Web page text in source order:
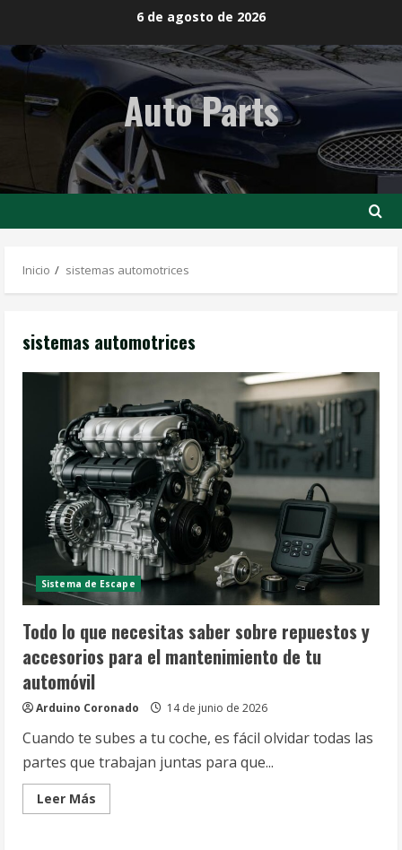
contenido
6 de agosto de 2026
Auto Parts
Inicio sistemas automotrices
sistemas automotrices
Sistema de Escape
Todo lo que necesitas saber sobre repuestos y
accesorios para el mantenimiento de tu
automóvil
Arduino Coronado 14 de junio de 2026
Cuando te subes a tu coche, es fácil olvidar todas las
partes que trabajan juntas para que...
Leer Más
más